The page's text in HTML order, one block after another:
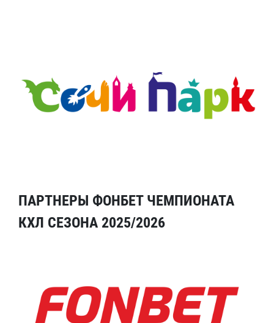
ПАРТНЕРЫ ФОНБЕТ ЧЕМПИОНАТА
КХЛ СЕЗОНА 2025/2026